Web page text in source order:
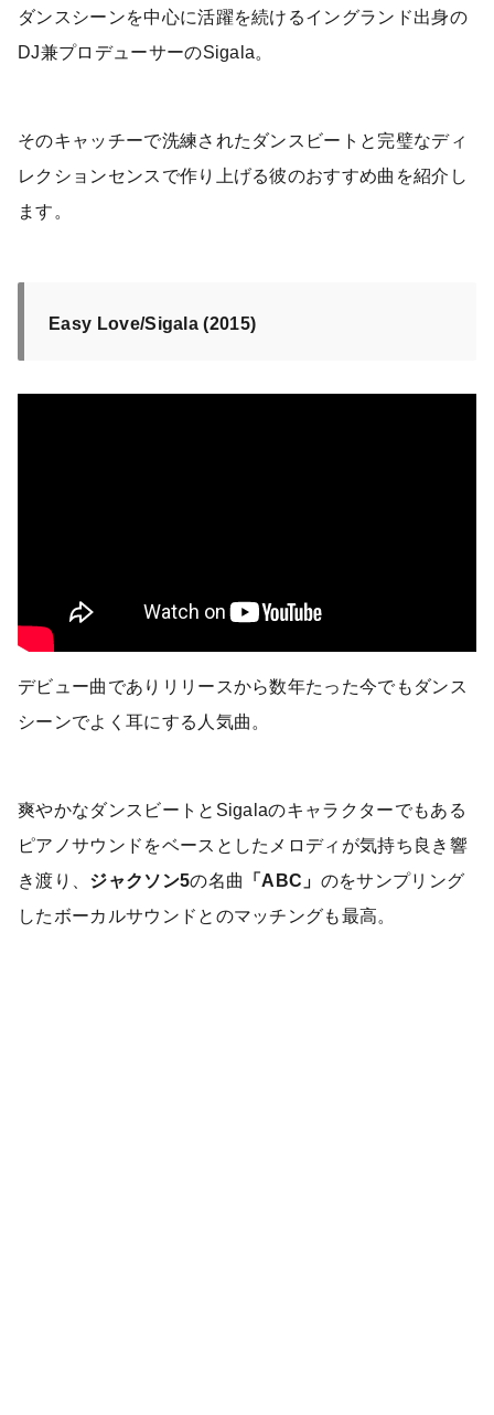
ダンスシーンを中心に活躍を続けるイングランド出身の
DJ兼プロデューサーのSigala。
そのキャッチーで洗練されたダンスビートと完璧なディ
レクションセンスで作り上げる彼のおすすめ曲を紹介し
ます。
Easy Love/Sigala (2015)
デビュー曲でありリリースから数年たった今でもダンス
シーンでよく耳にする人気曲。
爽やかなダンスビートとSigalaのキャラクターでもある
ピアノサウンドをベースとしたメロディが気持ち良き響
き渡り、 ジャクソン5の名曲 「ABC」 のをサンプリング
したボーカルサウンドとのマッチングも最高。